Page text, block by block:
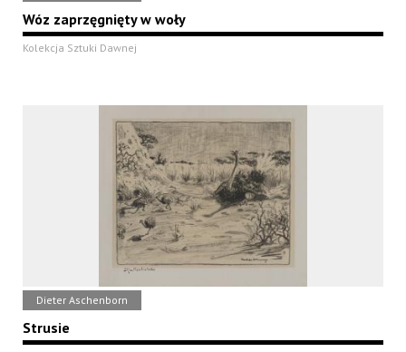
Wóz zaprzęgnięty w woły
Kolekcja Sztuki Dawnej
Dieter Aschenborn
Strusie